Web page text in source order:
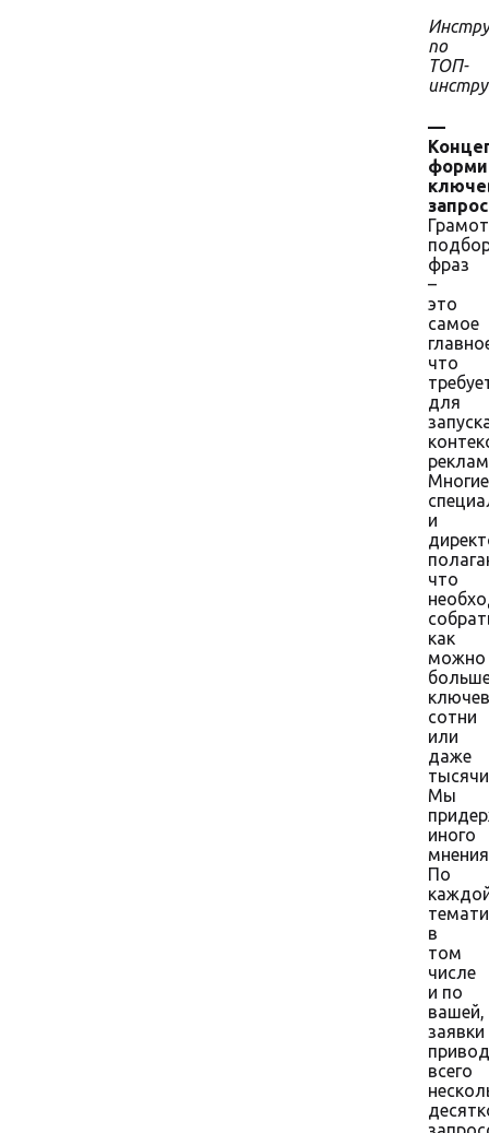
по
ТОП-
—
фраз
–
это
самое
что
для
Многие
и
что
как
можно
сотни
или
даже
Мы
иного
По
в
том
числе
и по
вашей,
заявки
всего